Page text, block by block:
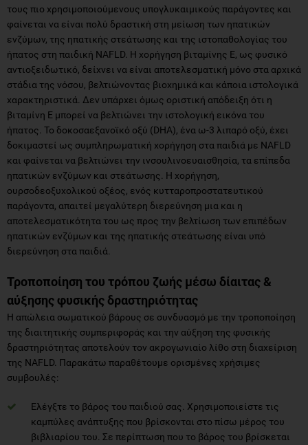
τους πιο χρησιμοποιούμενους υπογλυκαιμικούς παράγοντες και
φαίνεται να είναι πολύ δραστική στη μείωση των ηπατικών
ενζύμων, της ηπατικής στεάτωσης και της ιστοπαθολογίας του
ήπατος στη παιδική NAFLD. Η χορήγηση βιταμίνης Ε, ως φυσικό
αντιοξειδωτικό, δείχνει να είναι αποτελεσματική μόνο στα αρχικά
στάδια της νόσου, βελτιώνοντας βιοχημικά και κάποια ιστολογικά
χαρακτηριστικά. Δεν υπάρχει όμως οριστική απόδειξη ότι η
βιταμίνη Ε μπορεί να βελτιώνει την ιστολογική εικόνα του
ήπατος. Το δοκοσαεξανοϊκό οξύ (DHA), ένα ω-3 λιπαρό οξύ, έχει
δοκιμαστεί ως συμπληρωματική χορήγηση στα παιδιά με NAFLD
και φαίνεται να βελτιώνει την ινσουλινοευαισθησία, τα επίπεδα
ηπατικών ενζύμων και στεάτωσης. Η χορήγηση,
ουρσοδεοξυχολικού οξέος, ενός κυτταροπροστατευτικού
παράγοντα, απαιτεί μεγαλύτερη διερεύνηση μια και η
αποτελεσματικότητα του ως προς την βελτίωση των επιπέδων
ηπατικών ενζύμων και της ηπατικής στεάτωσης είναι υπό
διερεύνηση στα παιδιά.
Τροποποίηση του τρόπου ζωής μέσω δίαιτας &
αύξησης φυσικής δραστηριότητας
Η απώλεια σωματικού βάρους σε συνδυασμό με την τροποποίηση
της διαιτητικής συμπεριφοράς και την αύξηση της φυσικής
δραστηριότητας αποτελούν τον ακρογωνιαίο λίθο στη διαχείριση
της NAFLD. Παρακάτω παραθέτουμε ορισμένες χρήσιμες
συμβουλές:
Ελέγξτε το βάρος του παιδιού σας. Χρησιμοποιείστε τις
καμπύλες ανάπτυξης που βρίσκονται στο πίσω μέρος του
βιβλιαρίου του. Σε περίπτωση που το βάρος του βρίσκεται